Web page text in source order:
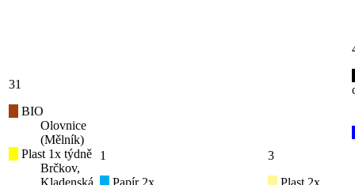
31
BIO
Olovnice
(Mělník)
Plast 1x týdně
Brčkov,
Kladenská,
1
Papír 2x
3
Plast 2x